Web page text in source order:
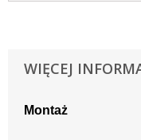
WIĘCEJ
Montaż